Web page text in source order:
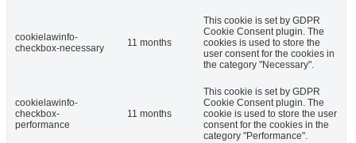
cookielawinfo-
checkbox-necessary
11 months
This cookie is set by GDPR
Cookie Consent plugin. The
cookies is used to store the
user consent for the cookies in
the category "Necessary".
cookielawinfo-
checkbox-
performance
11 months
This cookie is set by GDPR
Cookie Consent plugin. The
cookie is used to store the user
consent for the cookies in the
category "Performance".